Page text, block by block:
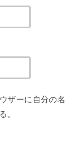
ザーに自分の名
。